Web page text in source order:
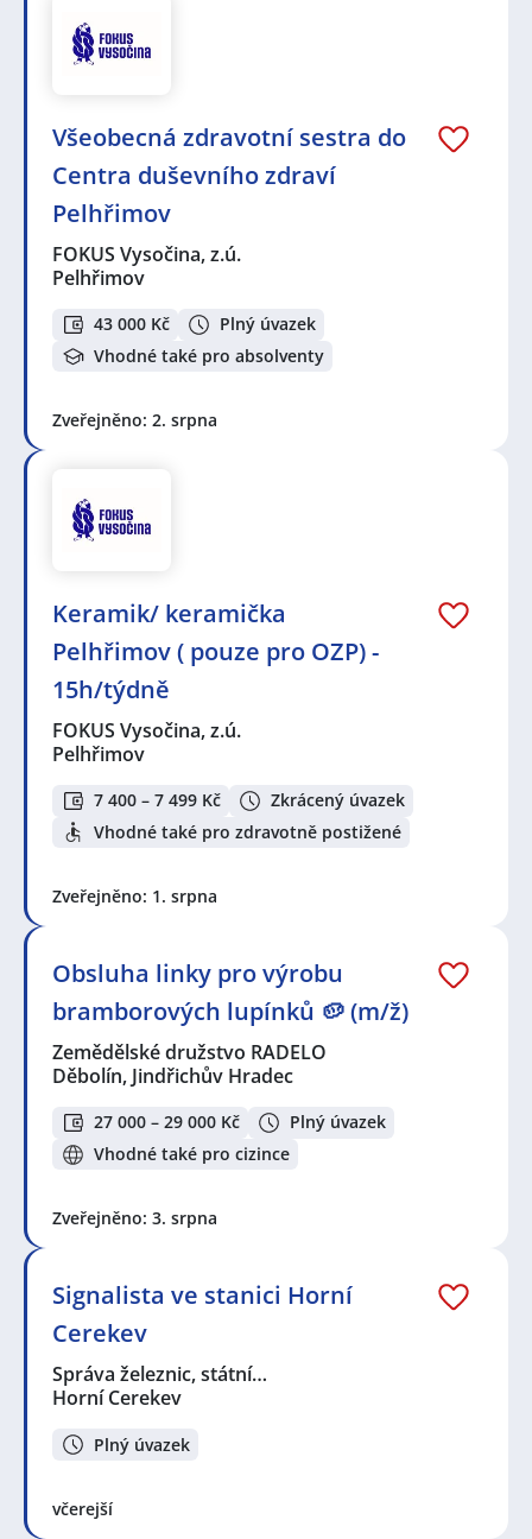
Všeobecná zdravotní sestra do
Centra duševního zdraví
Pelhřimov
FOKUS Vysočina, z.ú.
Pelhřimov
43 000 Kč
Plný úvazek
Vhodné také pro absolventy
Zveřejněno: 2. srpna
Keramik/ keramička
Pelhřimov ( pouze pro OZP) -
15h/týdně
FOKUS Vysočina, z.ú.
Pelhřimov
7 400 – 7 499 Kč
Zkrácený úvazek
Vhodné také pro zdravotně postižené
Zveřejněno: 1. srpna
Obsluha linky pro výrobu
bramborových lupínků 🥔 (m/ž)
Zemědělské družstvo RADELO
Děbolín, Jindřichův Hradec
27 000 – 29 000 Kč
Plný úvazek
Vhodné také pro cizince
Zveřejněno: 3. srpna
Signalista ve stanici Horní
Cerekev
Správa železnic, státní…
Horní Cerekev
Plný úvazek
včerejší